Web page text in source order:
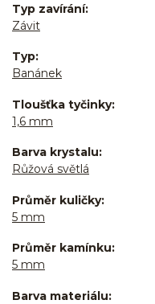
Typ zavírání
Závit
Typ
Banánek
Tloušťka tyčinky
1,6 mm
Barva krystalu
Růžová světlá
Průměr kuličky
5 mm
Průměr kamínku
5 mm
Barva materiálu